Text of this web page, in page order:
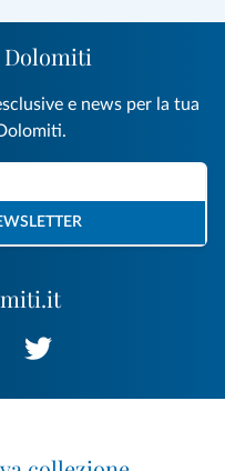
e news per la tua